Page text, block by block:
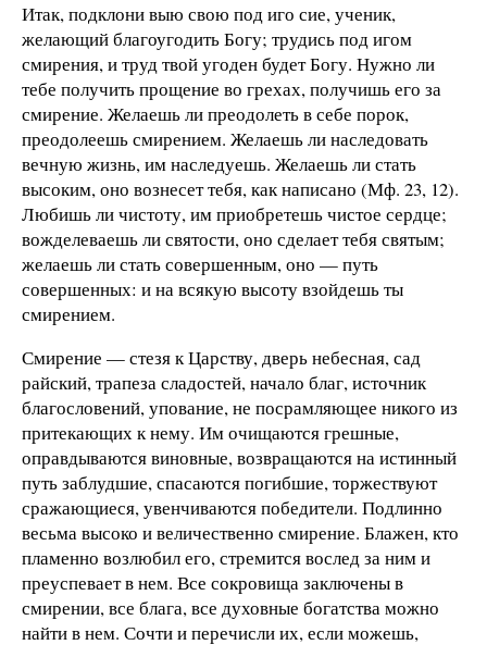
Итак, подклони выю свою под иго сие, ученик,
желающий благоугодить Богу; трудись под игом
смирения, и труд твой угоден будет Богу. Нужно ли
тебе получить прощение во грехах, получишь его за
смирение. Желаешь ли преодолеть в себе порок,
преодолеешь смирением. Желаешь ли наследовать
вечную жизнь, им наследуешь. Желаешь ли стать
высоким, оно вознесет тебя, как написано (Мф. 23, 12).
Любишь ли чистоту, им приобретешь чистое сердце;
вожделеваешь ли святости, оно сделает тебя святым;
желаешь ли стать совершенным, оно — путь
совершенных: и на всякую высоту взойдешь ты
смирением.
Смирение — стезя к Царству, дверь небесная, сад
райский, трапеза сладостей, начало благ, источник
благословений, упование, не посрамляющее никого из
притекающих к нему. Им очищаются грешные,
оправдываются виновные, возвращаются на истинный
путь заблудшие, спасаются погибшие, торжествуют
сражающиеся, увенчиваются победители. Подлинно
весьма высоко и величественно смирение. Блажен, кто
пламенно возлюбил его, стремится вослед за ним и
преуспевает в нем. Все сокровища заключены в
смирении, все блага, все духовные богатства можно
найти в нем. Сочти и перечисли их, если можешь,